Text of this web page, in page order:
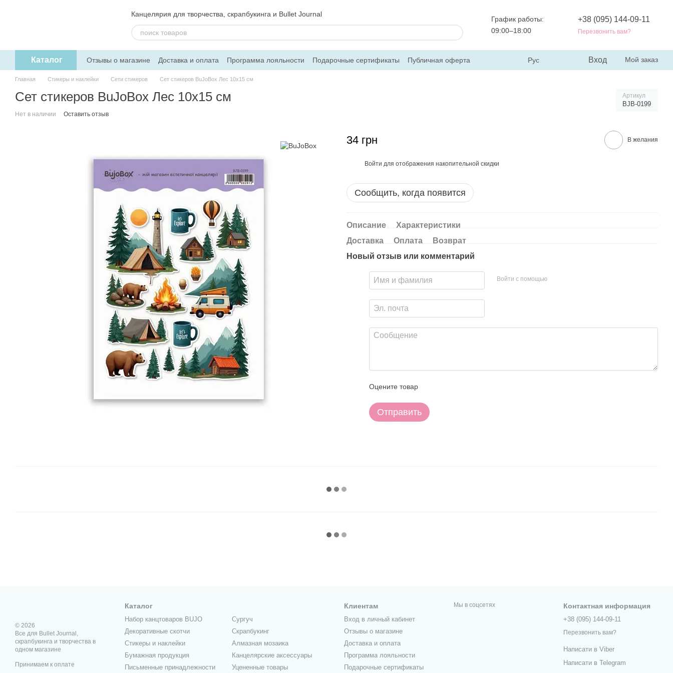
Канцелярия для творчества, скрапбукинга и Bullet Journal
График работы:
09:00–18:00
+38 (095) 144-09-11
Перезвонить вам?
Каталог Отзывы о магазине Доставка и оплата Программа лояльности Подарочные сертификаты
Публичная оферта
Пользовательское соглашение
Обмен и возврат Блог Контакты О магазине
Рус Вход Мой заказ
Главная Стикеры и наклейки Сети стикеров Сет стикеров BuJoBox Лес 10х15 см
Сет стикеров BuJoBox Лес 10х15 см Артикул
BJB-0199
Нет в наличии Оставить отзыв
34 грн В желания
Войти для отображения накопительной скидки
Сообщить, когда появится
Описание
Характеристики
Доставка
Оплата
Возврат
Новый отзыв или комментарий
Войти с помощью
Оцените товар
Отправить
© 2026
Все для Bullet Journal,
скрапбукинга и творчества в
одном магазине
Принимаем к оплате
Каталог
Набор канцтоваров BUJO
Декоративные скотчи
Стикеры и наклейки
Бумажная продукция
Письменные принадлежности
Сургуч
Скрапбукинг
Алмазная мозаика
Канцелярские аксессуары
Уцененные товары
Клиентам
Вход в личный кабинет
Отзывы о магазине
Доставка и оплата
Программа лояльности
Подарочные сертификаты
Мы в соцсетях Контактная информация
+38 (095) 144-09-11
Перезвонить вам?
Написати в Viber
Написати в Telegram